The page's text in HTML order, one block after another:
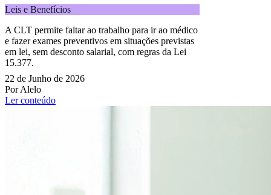
Leis e Benefícios
A CLT permite faltar ao trabalho para ir ao médico
e fazer exames preventivos em situações previstas
em lei, sem desconto salarial, com regras da Lei
15.377.
22 de Junho de 2026
Por Alelo
Ler conteúdo